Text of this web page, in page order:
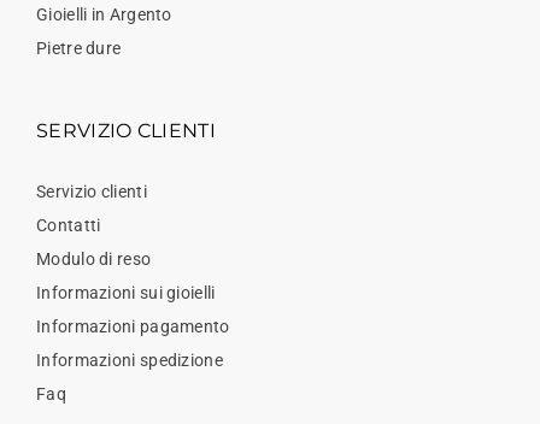
Gioielli in Argento
Pietre dure
SERVIZIO CLIENTI
Servizio clienti
Contatti
Modulo di reso
Informazioni sui gioielli
Informazioni pagamento
Informazioni spedizione
Faq